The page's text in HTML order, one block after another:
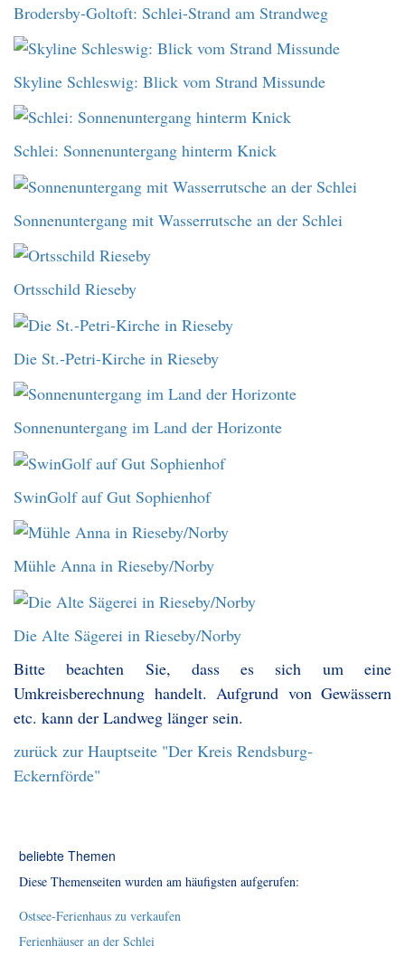
Brodersby-Goltoft: Schlei-Strand am Strandweg
Skyline Schleswig: Blick vom Strand Missunde
Schlei: Sonnenuntergang hinterm Knick
Sonnenuntergang mit Wasserrutsche an der Schlei
Ortsschild Rieseby
Die St.-Petri-Kirche in Rieseby
Sonnenuntergang im Land der Horizonte
SwinGolf auf Gut Sophienhof
Mühle Anna in Rieseby/Norby
Die Alte Sägerei in Rieseby/Norby
Bitte beachten Sie, dass es sich um eine
Umkreisberechnung handelt. Aufgrund von Gewässern
etc. kann der Landweg länger sein.
zurück zur Hauptseite "Der Kreis Rendsburg-
Eckernförde"
beliebte Themen
Diese Themenseiten wurden am häufigsten aufgerufen:
Ostsee-Ferienhaus zu verkaufen
Ferienhäuser an der Schlei